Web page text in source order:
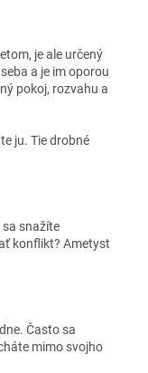
je ale určený
a je im oporou
pokoj, rozvahu a
ju. Tie drobné
sa snažíte
konflikt? Ametyst
Často sa
mimo svojho